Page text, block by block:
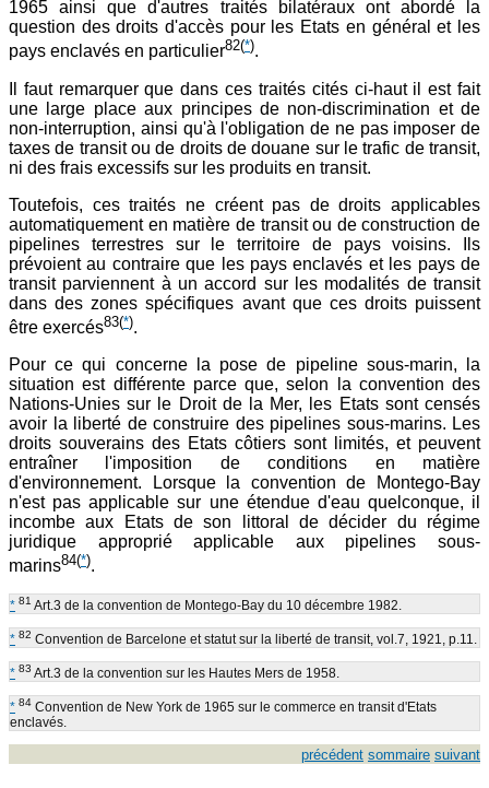
1965 ainsi que d'autres traités bilatéraux ont abordé la
question des droits d'accès pour les Etats en général et les
pays enclavés en particulier82(*).
Il faut remarquer que dans ces traités cités ci-haut il est fait
une large place aux principes de non-discrimination et de
non-interruption, ainsi qu'à l'obligation de ne pas imposer de
taxes de transit ou de droits de douane sur le trafic de transit,
ni des frais excessifs sur les produits en transit.
Toutefois, ces traités ne créent pas de droits applicables
automatiquement en matière de transit ou de construction de
pipelines terrestres sur le territoire de pays voisins. Ils
prévoient au contraire que les pays enclavés et les pays de
transit parviennent à un accord sur les modalités de transit
dans des zones spécifiques avant que ces droits puissent
être exercés83(*).
Pour ce qui concerne la pose de pipeline sous-marin, la
situation est différente parce que, selon la convention des
Nations-Unies sur le Droit de la Mer, les Etats sont censés
avoir la liberté de construire des pipelines sous-marins. Les
droits souverains des Etats côtiers sont limités, et peuvent
entraîner l'imposition de conditions en matière
d'environnement. Lorsque la convention de Montego-Bay
n'est pas applicable sur une étendue d'eau quelconque, il
incombe aux Etats de son littoral de décider du régime
juridique approprié applicable aux pipelines sous-
marins84(*).
* 81 Art.3 de la convention de Montego-Bay du 10 décembre 1982.
* 82 Convention de Barcelone et statut sur la liberté de transit, vol.7, 1921, p.11.
* 83 Art.3 de la convention sur les Hautes Mers de 1958.
* 84 Convention de New York de 1965 sur le commerce en transit d'Etats
enclavés.
précédent sommaire suivant